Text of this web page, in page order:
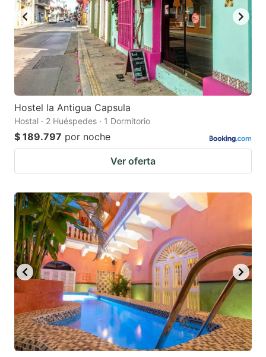
Hostel la Antigua Capsula
Hostal · 2 Huéspedes · 1 Dormitorio
$ 189.797 por noche
Ver oferta